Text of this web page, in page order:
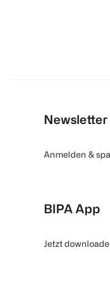
Newsletter
Anmelden &
BIPA App
Jetzt